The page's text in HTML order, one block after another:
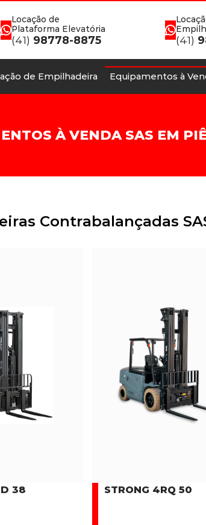
Locação de
Plataforma Elevatória
(41) 98778-8875 (41)
de Empilhadeira Equipamentos à
À VENDA SAS EM
Contrabalançadas
38 STRONG 4RQ 50